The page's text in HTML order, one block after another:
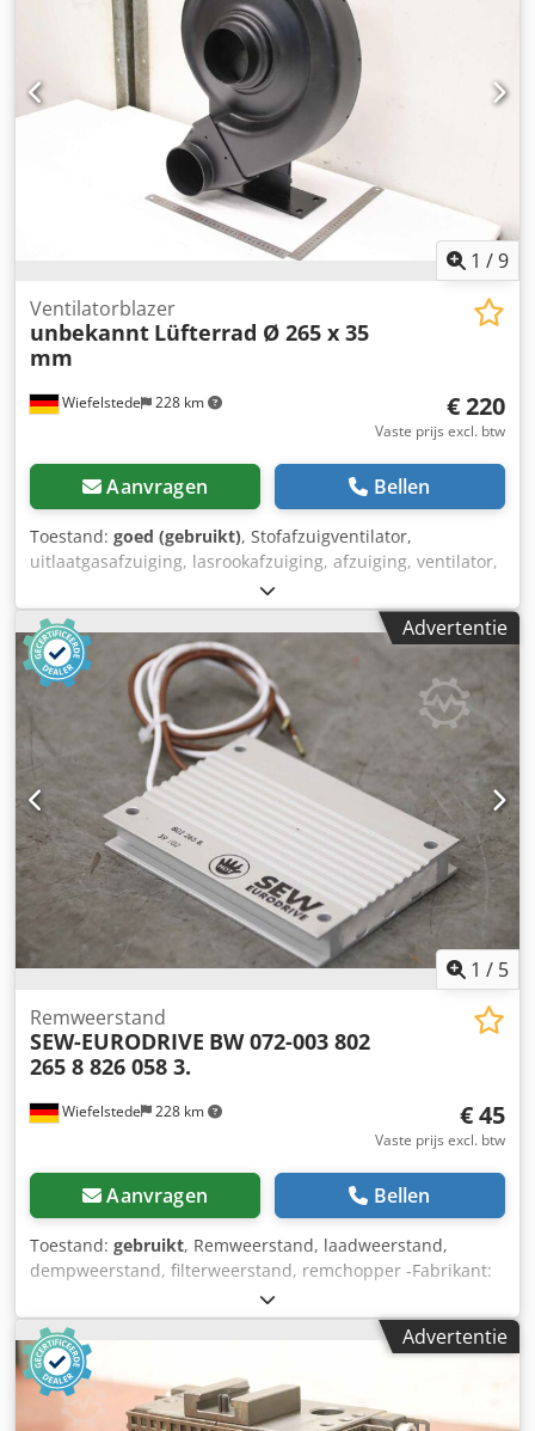
1 /9
Wiefelstede 228 km
Ventilatorblazer
unbekannt Lüfterrad Ø 265 x 35
mm
€ 220
Vaste prijs excl. btw
Aanvragen Bellen
Toestand: goed (gebruikt), Stofafzuigventilator,
uitlaatgasafzuiging, lasrookafzuiging, afzuiging, ventilator,
drukventilator, vacuümventilator, radiaalventilator,
ventilatieventilator, radiaalblazer, blazer, luchtafzuiger -
Ventilator: blazer, radiaalventilator, zonder aandrijving -
Type: ventilatorwiel Ø 265 x 35 mm - Aandrijfas: V-
riemschijf Ø 75 mm, zie foto's - Aansluiting ingang: Ø 95
mm - Aansluiting uitgang: Ø 95 mm Dsdpfxjx S Eine Anmjkr
- Afmetingen: 355/200/H490 mm - Gewicht: 7 kg
Advertentie
1 / 5
Wiefelstede 228 km
Remweerstand
SEW-EURODRIVE BW 072-003 802
265 8 826 058 3.
€ 45
Vaste prijs excl. btw
Aanvragen Bellen
Toestand: gebruikt, Remweerstand, laadweerstand,
dempweerstand, filterweerstand, remchopper -Fabrikant:
SEW Eurodrive, remweerstand type BW 072-003 Djdpfeq
Untrex Anmekr -onderdeelnr.: 802 265 8 826 058 3. -
vermogen: 75 Ohm/250 W -Aantal: 1x weerstanden
beschikbaar -Afmetingen: 110/80/H15 mm -Gewicht: 0,3 kg
Advertentie